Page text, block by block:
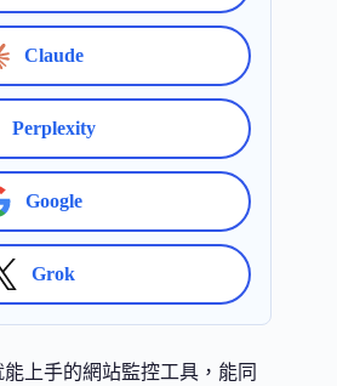
Claude
Perplexity
Google
Grok
能上手的網站監控工具，能同